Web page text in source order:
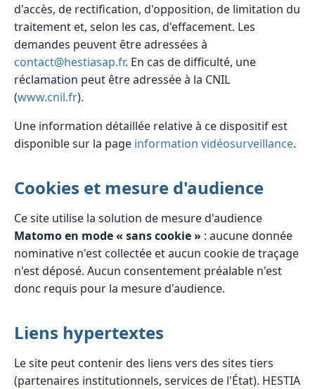
d'accès, de rectification, d'opposition, de limitation du
traitement et, selon les cas, d'effacement. Les
demandes peuvent être adressées à
contact@hestiasap.fr. En cas de difficulté, une
réclamation peut être adressée à la CNIL
(www.cnil.fr).
Une information détaillée relative à ce dispositif est
disponible sur la page information vidéosurveillance.
Cookies et mesure d'audience
Ce site utilise la solution de mesure d'audience
Matomo en mode « sans cookie » : aucune donnée
nominative n'est collectée et aucun cookie de traçage
n'est déposé. Aucun consentement préalable n'est
donc requis pour la mesure d'audience.
Liens hypertextes
Le site peut contenir des liens vers des sites tiers
(partenaires institutionnels, services de l'État). HESTIA